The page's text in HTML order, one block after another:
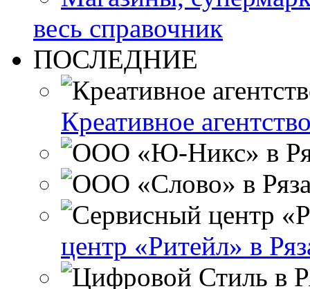
весь справочник
ПОСЛЕДНИЕ
Креативное
центр «Ритейл» в